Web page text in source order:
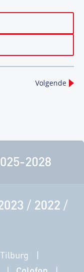
Volgende
2028
/ 2022 /